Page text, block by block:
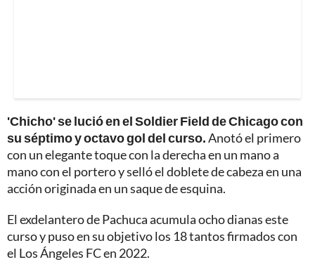
'Chicho' se lució en el Soldier Field de Chicago con
su séptimo y octavo gol del curso.Anotó el primero
con un elegante toque con la derecha en un mano a
mano con el portero y selló el doblete de cabeza en una
acción originada en un saque de esquina.
El exdelantero de Pachuca acumula ocho dianas este
curso y puso en su objetivo los 18 tantos firmados con
el Los Ángeles FC en 2022.